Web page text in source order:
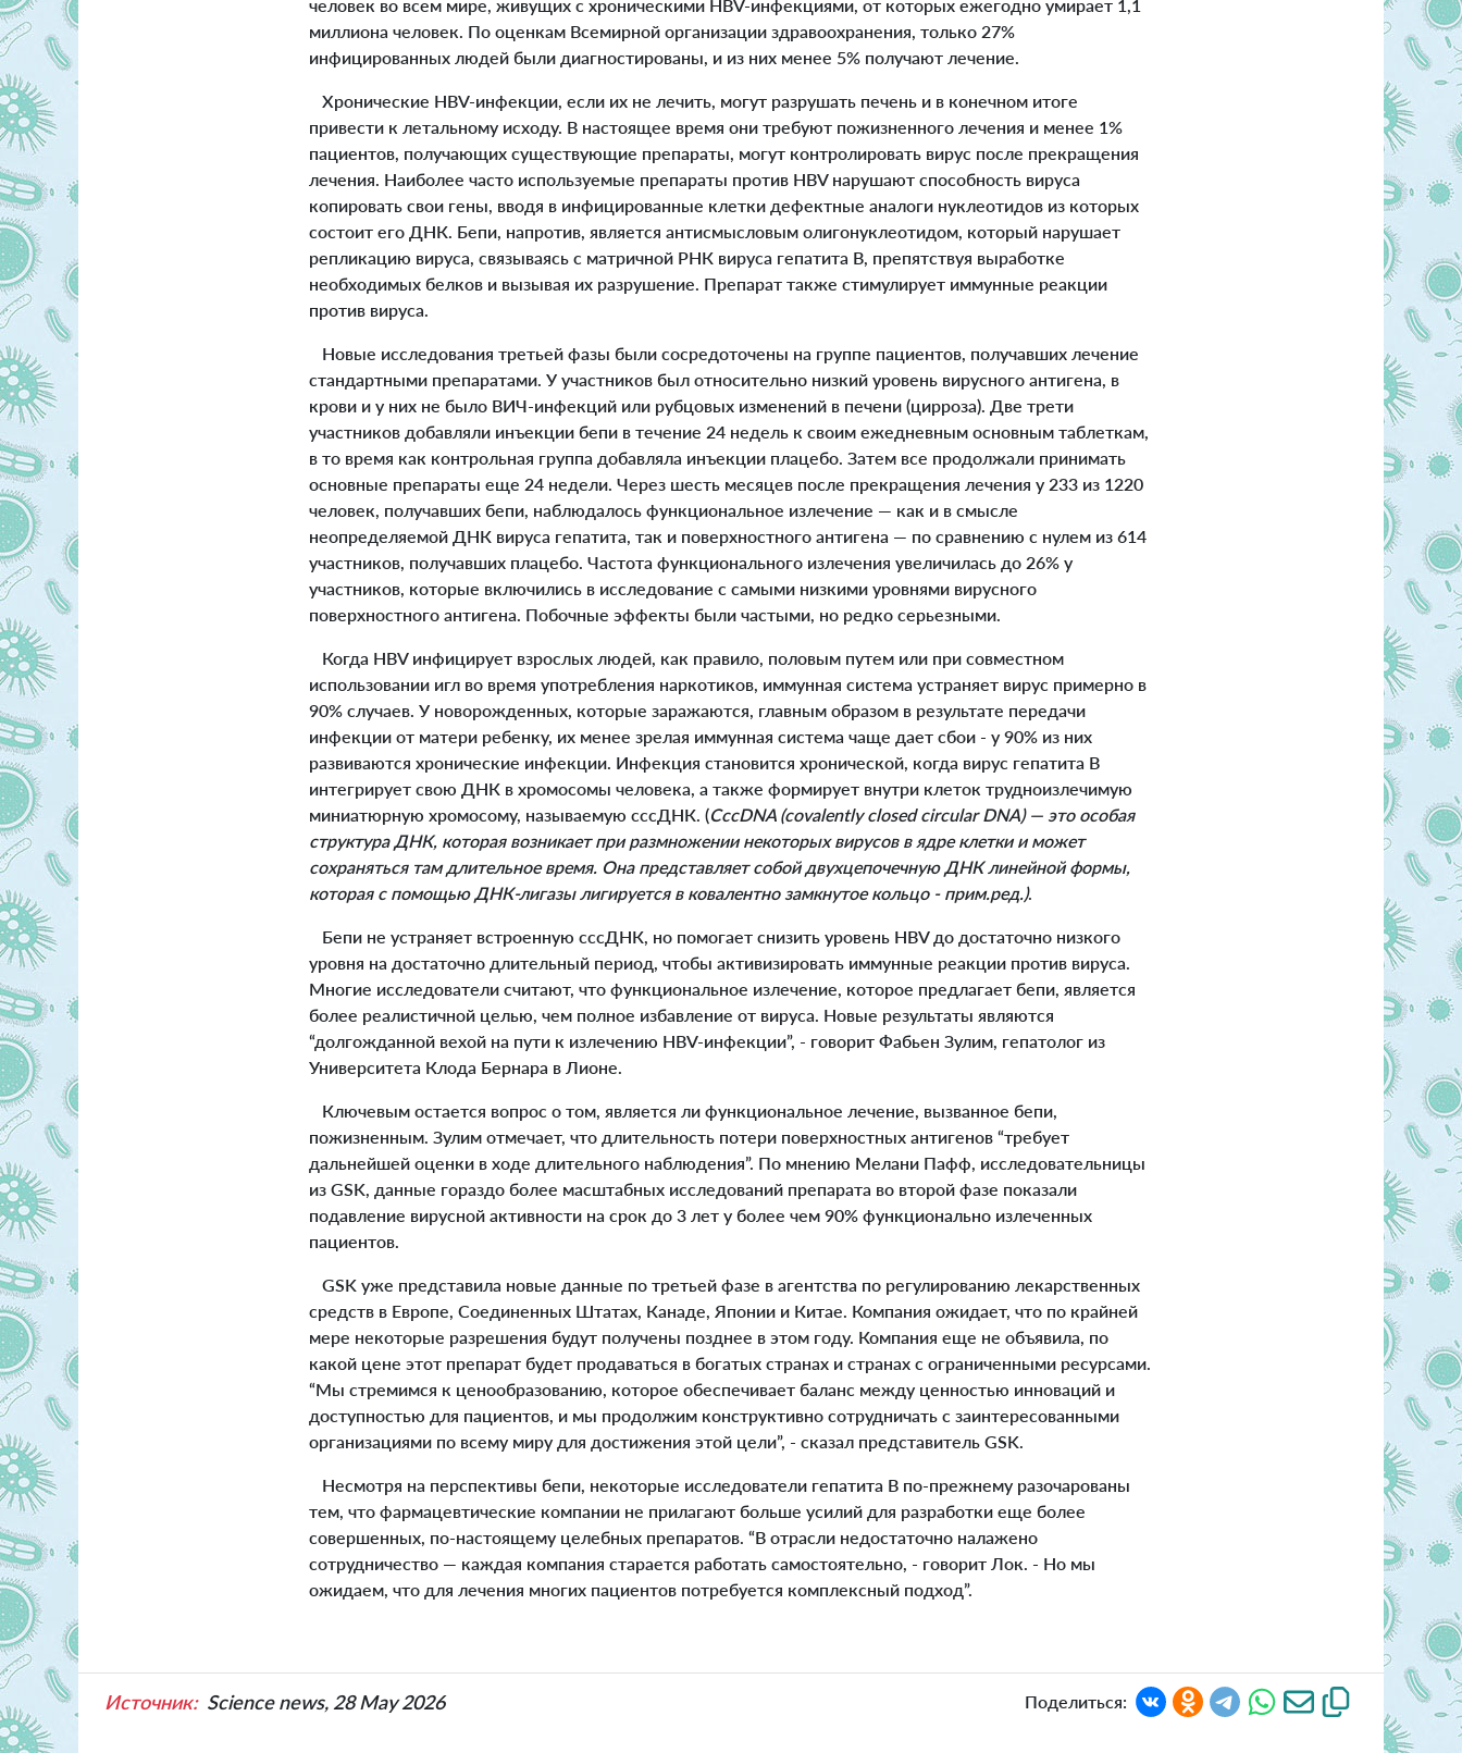
человек во всем мире, живущих с хроническими HBV-инфекциями, от которых ежегодно умирает 1,1
миллиона человек. По оценкам Всемирной организации здравоохранения, только 27%
инфицированных людей были диагностированы, и из них менее 5% получают лечение.
Хронические HBV-инфекции, если их не лечить, могут разрушать печень и в конечном итоге
привести к летальному исходу. В настоящее время они требуют пожизненного лечения и менее 1%
пациентов, получающих существующие препараты, могут контролировать вирус после прекращения
лечения. Наиболее часто используемые препараты против HBV нарушают способность вируса
копировать свои гены, вводя в инфицированные клетки дефектные аналоги нуклеотидов из которых
состоит его ДНК. Бепи, напротив, является антисмысловым олигонуклеотидом, который нарушает
репликацию вируса, связываясь с матричной РНК вируса гепатита В, препятствуя выработке
необходимых белков и вызывая их разрушение. Препарат также стимулирует иммунные реакции
против вируса.
Новые исследования третьей фазы были сосредоточены на группе пациентов, получавших лечение
стандартными препаратами. У участников был относительно низкий уровень вирусного антигена, в
крови и у них не было ВИЧ-инфекций или рубцовых изменений в печени (цирроза). Две трети
участников добавляли инъекции бепи в течение 24 недель к своим ежедневным основным таблеткам,
в то время как контрольная группа добавляла инъекции плацебо. Затем все продолжали принимать
основные препараты еще 24 недели. Через шесть месяцев после прекращения лечения у 233 из 1220
человек, получавших бепи, наблюдалось функциональное излечение — как и в смысле
неопределяемой ДНК вируса гепатита, так и поверхностного антигена — по сравнению с нулем из 614
участников, получавших плацебо. Частота функционального излечения увеличилась до 26% у
участников, которые включились в исследование с самыми низкими уровнями вирусного
поверхностного антигена. Побочные эффекты были частыми, но редко серьезными.
Когда HBV инфицирует взрослых людей, как правило, половым путем или при совместном
использовании игл во время употребления наркотиков, иммунная система устраняет вирус примерно в
90% случаев. У новорожденных, которые заражаются, главным образом в результате передачи
инфекции от матери ребенку, их менее зрелая иммунная система чаще дает сбои - у 90% из них
развиваются хронические инфекции. Инфекция становится хронической, когда вирус гепатита В
интегрирует свою ДНК в хромосомы человека, а также формирует внутри клеток трудноизлечимую
миниатюрную хромосому, называемую cccДНК. (CccDNA (covalently closed circular DNA) — это особая
структура ДНК, которая возникает при размножении некоторых вирусов в ядре клетки и может
сохраняться там длительное время. Она представляет собой двухцепочечную ДНК линейной формы,
которая с помощью ДНК-лигазы лигируется в ковалентно замкнутое кольцо - прим.ред.).
Бепи не устраняет встроенную cccДНК, но помогает снизить уровень HBV до достаточно низкого
уровня на достаточно длительный период, чтобы активизировать иммунные реакции против вируса.
Многие исследователи считают, что функциональное излечение, которое предлагает бепи, является
более реалистичной целью, чем полное избавление от вируса. Новые результаты являются
“долгожданной вехой на пути к излечению HBV-инфекции”, - говорит Фабьен Зулим, гепатолог из
Университета Клода Бернара в Лионе.
Ключевым остается вопрос о том, является ли функциональное лечение, вызванное бепи,
пожизненным. Зулим отмечает, что длительность потери поверхностных антигенов “требует
дальнейшей оценки в ходе длительного наблюдения”. По мнению Мелани Пафф, исследовательницы
из GSK, данные гораздо более масштабных исследований препарата во второй фазе показали
подавление вирусной активности на срок до 3 лет у более чем 90% функционально излеченных
пациентов.
GSK уже представила новые данные по третьей фазе в агентства по регулированию лекарственных
средств в Европе, Соединенных Штатах, Канаде, Японии и Китае. Компания ожидает, что по крайней
мере некоторые разрешения будут получены позднее в этом году. Компания еще не объявила, по
какой цене этот препарат будет продаваться в богатых странах и странах с ограниченными ресурсами.
“Мы стремимся к ценообразованию, которое обеспечивает баланс между ценностью инноваций и
доступностью для пациентов, и мы продолжим конструктивно сотрудничать с заинтересованными
организациями по всему миру для достижения этой цели”, - сказал представитель GSK.
Несмотря на перспективы бепи, некоторые исследователи гепатита В по-прежнему разочарованы
тем, что фармацевтические компании не прилагают больше усилий для разработки еще более
совершенных, по-настоящему целебных препаратов. “В отрасли недостаточно налажено
сотрудничество — каждая компания старается работать самостоятельно, - говорит Лок. - Но мы
ожидаем, что для лечения многих пациентов потребуется комплексный подход”.
Источник: Science news, 28 May 2026 Поделиться: